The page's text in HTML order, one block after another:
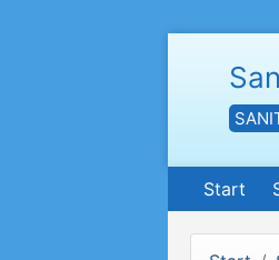
Start